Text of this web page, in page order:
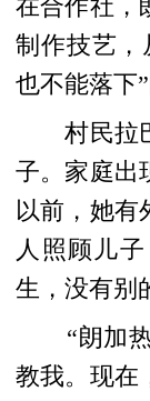
在合作社，
制作技艺，
也不能落下”
村民拉巴
子。家庭出
以前，她有
人照顾儿
生，没有别
“朗加热
教我。现在